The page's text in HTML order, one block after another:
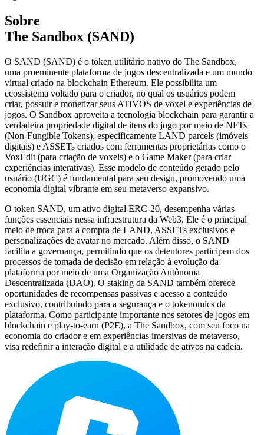
Sobre
The Sandbox (SAND)
O SAND (SAND) é o token utilitário nativo do The Sandbox,
uma proeminente plataforma de jogos descentralizada e um mundo
virtual criado na blockchain Ethereum. Ele possibilita um
ecossistema voltado para o criador, no qual os usuários podem
criar, possuir e monetizar seus ATIVOS de voxel e experiências de
jogos. O Sandbox aproveita a tecnologia blockchain para garantir a
verdadeira propriedade digital de itens do jogo por meio de NFTs
(Non-Fungible Tokens), especificamente LAND parcels (imóveis
digitais) e ASSETs criados com ferramentas proprietárias como o
VoxEdit (para criação de voxels) e o Game Maker (para criar
experiências interativas). Esse modelo de conteúdo gerado pelo
usuário (UGC) é fundamental para seu design, promovendo uma
economia digital vibrante em seu metaverso expansivo.
O token SAND, um ativo digital ERC-20, desempenha várias
funções essenciais nessa infraestrutura da Web3. Ele é o principal
meio de troca para a compra de LAND, ASSETs exclusivos e
personalizações de avatar no mercado. Além disso, o SAND
facilita a governança, permitindo que os detentores participem dos
processos de tomada de decisão em relação à evolução da
plataforma por meio de uma Organização Autônoma
Descentralizada (DAO). O staking da SAND também oferece
oportunidades de recompensas passivas e acesso a conteúdo
exclusivo, contribuindo para a segurança e o tokenomics da
plataforma. Como participante importante nos setores de jogos em
blockchain e play-to-earn (P2E), a The Sandbox, com seu foco na
economia do criador e em experiências imersivas de metaverso,
visa redefinir a interação digital e a utilidade de ativos na cadeia.